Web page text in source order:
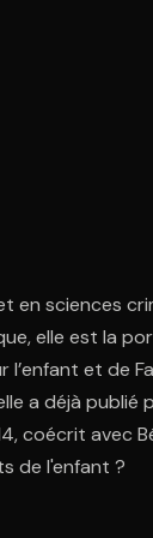
en sciences
elle est la
et de
a déjà publié
coécrit avec
de l'enfant ?